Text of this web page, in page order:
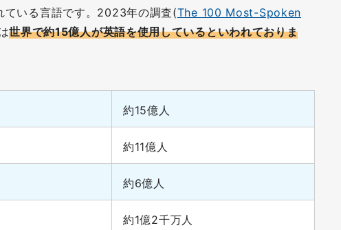
ている言語です。2023年の調査(The 100 Most-Spoken
世界で約15億人が英語を使用しているといわれておりま
約15億人
約11億人
約6億人
約1億2千万人